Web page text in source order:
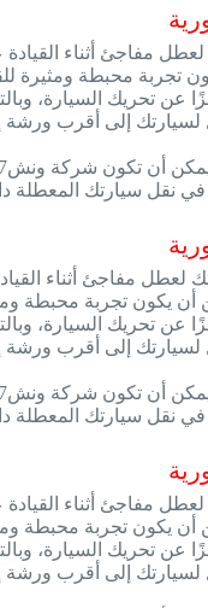
مفاجئ أثناء
تجربة محبطة ومثيرة
عن تحريك السيارة،
إلى أقرب ورشة
في نقل سيارتك المعطلة
لعطل مفاجئ أثناء
أن يكون تجربة محبطة
عن تحريك السيارة،
إلى أقرب ورشة
في نقل سيارتك المعطلة
مفاجئ أثناء
أن يكون تجربة محبطة
عن تحريك السيارة،
إلى أقرب ورشة